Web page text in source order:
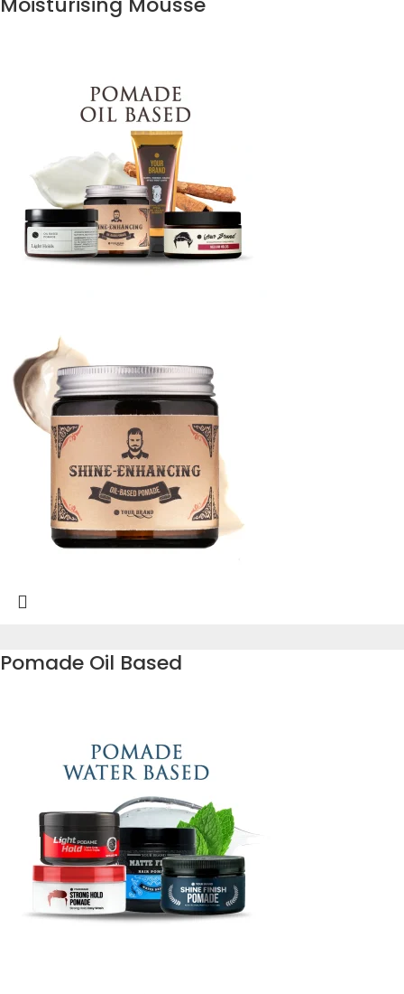
Pomade Oil Based